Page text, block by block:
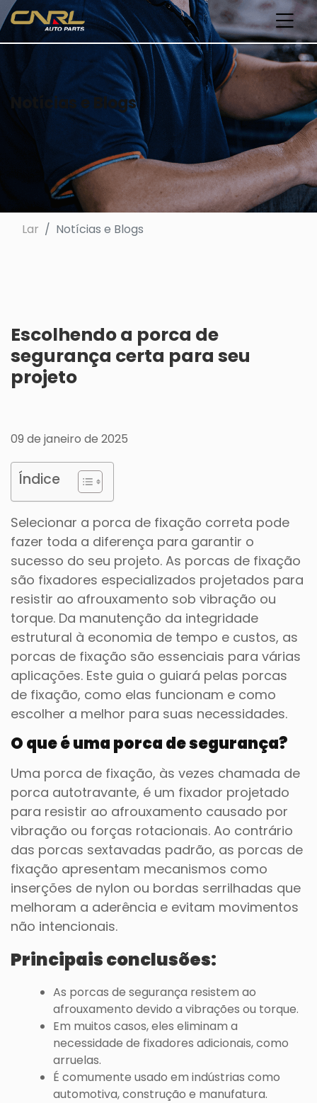
Notícias e Blogs
Lar Notícias e Blogs
Escolhendo a porca de
segurança certa para seu
projeto
09 de janeiro de 2025
Índice
Selecionar a porca de fixação correta pode
fazer toda a diferença para garantir o
sucesso do seu projeto. As porcas de fixação
são fixadores especializados projetados para
resistir ao afrouxamento sob vibração ou
torque. Da manutenção da integridade
estrutural à economia de tempo e custos, as
porcas de fixação são essenciais para várias
aplicações. Este guia o guiará pelas porcas
de fixação, como elas funcionam e como
escolher a melhor para suas necessidades.
O que é uma porca de segurança?
Uma porca de fixação, às vezes chamada de
porca autotravante, é um fixador projetado
para resistir ao afrouxamento causado por
vibração ou forças rotacionais. Ao contrário
das porcas sextavadas padrão, as porcas de
fixação apresentam mecanismos como
inserções de nylon ou bordas serrilhadas que
melhoram a aderência e evitam movimentos
não intencionais.
Principais conclusões:
As porcas de segurança resistem ao
afrouxamento devido a vibrações ou torque.
Em muitos casos, eles eliminam a
necessidade de fixadores adicionais, como
arruelas.
É comumente usado em indústrias como
automotiva, construção e manufatura.